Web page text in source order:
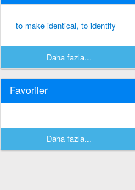
to make identical, to identify
Daha fazla...
Favoriler
Daha fazla...